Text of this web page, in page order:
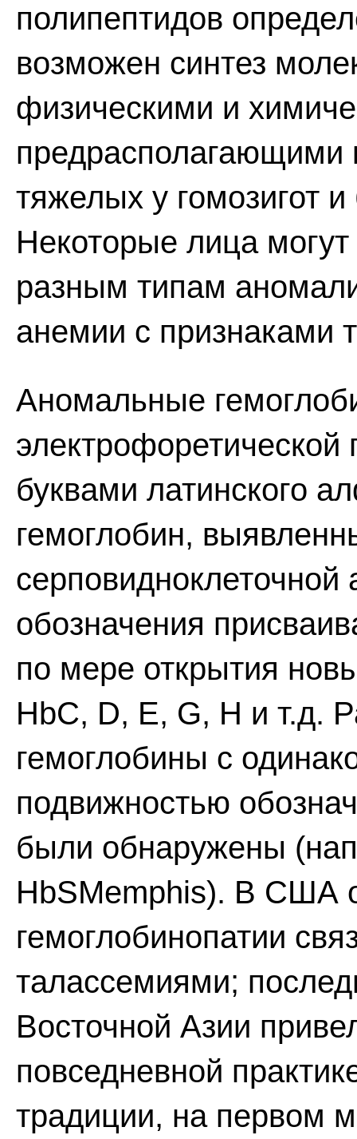
полипептидов
возможен синтез
физическими и
предрасполагающими
тяжелых у гомозигот и
Некоторые лица
разным типам
анемии с признаками
Аномальные
буквами латинского
гемоглобин,
обозначения
по мере открытия
HbC, D, E, G, Н и т.д.
гемоглобины с
подвижностью
были обнаружены
HbSMemphis). В США
гемоглобинопатии
талассемиями;
Восточной Азии
повседневной
традиции, на первом